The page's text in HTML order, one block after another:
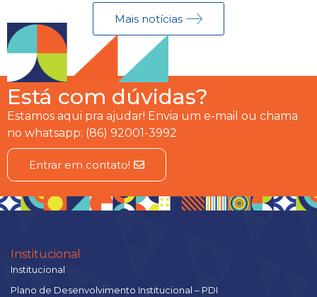
Mais notícias
Está com dúvidas?
Estamos aqui pra ajudar! Envia um e-mail ou chama
no whatsapp: (86) 92001-3992
Entrar em contato!
Institucional
Institucional
Plano de Desenvolvimento Institucional – PDI